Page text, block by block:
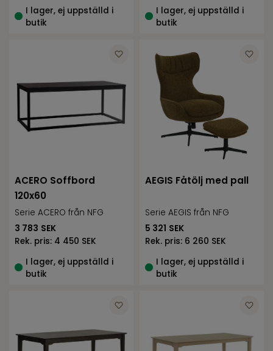
I lager, ej uppställd i
butik
I lager, ej uppställd i
butik
ACERO Soffbord
120x60
Serie ACERO från NFG
3 783 SEK
Rek. pris: 4 450 SEK
I lager, ej uppställd i
butik
AEGIS Fåtölj med pall
Serie AEGIS från NFG
5 321 SEK
Rek. pris: 6 260 SEK
I lager, ej uppställd i
butik